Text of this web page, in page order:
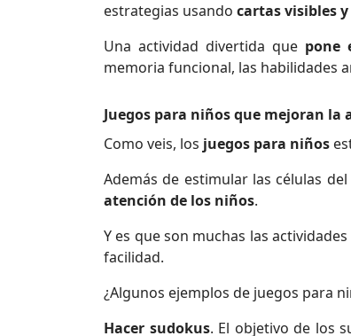
estrategias usando cartas visibles
Una actividad divertida que pone
memoria funcional, las habilidades
Juegos para niños que mejoran la
Como veis, los juegos para niños
Además de estimular las células
atención de los niños.
Y es que son muchas las
facilidad.
¿Algunos ejemplos de juegos para
Hacer sudokus. El objetivo de los